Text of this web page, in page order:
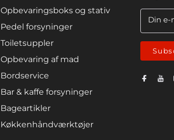
Opbevaringsboks og stativ
Pedel forsyninger
Toiletsuppler
Opbevaring af mad
Bordservice
Bar & kaffe forsyninger
Bageartikler
Køkkenhåndværktøjer
Din e-